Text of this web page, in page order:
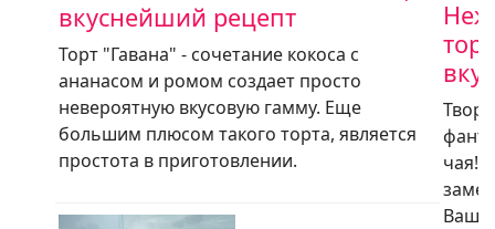
вкуснейший рецепт
Торт "Гавана" - сочетание кокоса с
ананасом и ромом создает просто
невероятную вкусовую гамму. Еще
большим плюсом такого торта, является
простота в приготовлении.
чая!